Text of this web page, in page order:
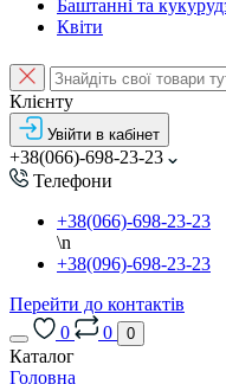
Баштанні та
Квіти
Клієнту
Увійти в кабінет
+38(066)-698-23-23
Телефони
+38(066)-698-23-23
\n
+38(096)-698-23-23
Перейти до контактів
0
0 0
Каталог
Головна